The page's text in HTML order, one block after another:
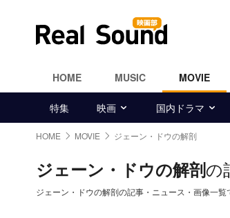
HOME MUSIC MOVIE
特集 映画 国内ドラマ
HOME MOVIE ジェーン・ドウの解剖
ジェーン・ドウの解剖の
ジェーン・ドウの解剖の記事・ニュース・画像一覧